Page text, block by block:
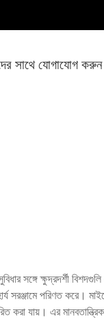
সাথে যোগাযোগ করুন
সঙ্গে ক্ষুদ্রদর্শী
সরঞ্জামে পরিণত করে।
করা যায়। এর